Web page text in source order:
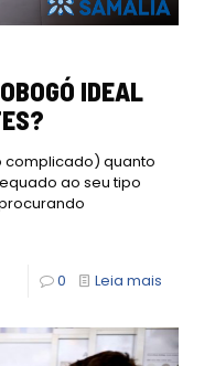
IDEAL
complicado) quanto
ao seu tipo
0 Leia mais